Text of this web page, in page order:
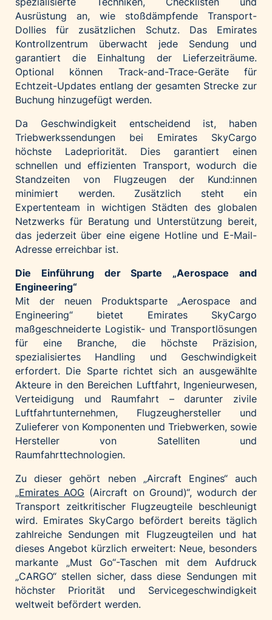
Ausrüstung an, wie stoßdämpfende Transport-
Dollies für zusätzlichen Schutz. Das Emirates
Kontrollzentrum überwacht jede Sendung und
garantiert die Einhaltung der Lieferzeiträume.
Optional können Track-and-Trace-Geräte für
Echtzeit-Updates entlang der gesamten Strecke zur
Buchung hinzugefügt werden.
Da Geschwindigkeit entscheidend ist, haben
Triebwerkssendungen bei Emirates SkyCargo
höchste Ladepriorität. Dies garantiert einen
schnellen und effizienten Transport, wodurch die
Standzeiten von Flugzeugen der Kund:innen
minimiert werden. Zusätzlich steht ein
Expertenteam in wichtigen Städten des globalen
Netzwerks für Beratung und Unterstützung bereit,
das jederzeit über eine eigene Hotline und E-Mail-
Adresse erreichbar ist.
Die Einführung der Sparte „Aerospace and
Engineering“
Mit der neuen Produktsparte „Aerospace and
Engineering“ bietet Emirates SkyCargo
maßgeschneiderte Logistik- und Transportlösungen
für eine Branche, die höchste Präzision,
spezialisiertes Handling und Geschwindigkeit
erfordert. Die Sparte richtet sich an ausgewählte
Akteure in den Bereichen Luftfahrt, Ingenieurwesen,
Verteidigung und Raumfahrt – darunter zivile
Luftfahrtunternehmen, Flugzeughersteller und
Zulieferer von Komponenten und Triebwerken, sowie
Hersteller von Satelliten und
Raumfahrttechnologien.
Zu dieser gehört neben „Aircraft Engines“ auch
„Emirates AOG (Aircraft on Ground)“, wodurch der
Transport zeitkritischer Flugzeugteile beschleunigt
wird. Emirates SkyCargo befördert bereits täglich
zahlreiche Sendungen mit Flugzeugteilen und hat
dieses Angebot kürzlich erweitert: Neue, besonders
markante „Must Go“-Taschen mit dem Aufdruck
„CARGO“ stellen sicher, dass diese Sendungen mit
höchster Priorität und Servicegeschwindigkeit
weltweit befördert werden.